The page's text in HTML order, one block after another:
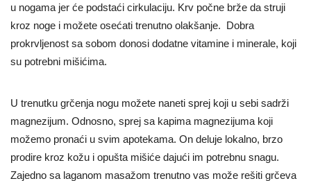
u nogama jer će podstaći cirkulaciju. Krv počne brže da struji
kroz noge i možete osećati trenutno olakšanje. Dobra
prokrvljenost sa sobom donosi dodatne vitamine i minerale, koji
su potrebni mišićima.
U trenutku grčenja nogu možete naneti sprej koji u sebi sadrži
magnezijum. Odnosno, sprej sa kapima magnezijuma koji
možemo pronaći u svim apotekama. On deluje lokalno, brzo
prodire kroz kožu i opušta mišiće dajući im potrebnu snagu.
Zajedno sa laganom masažom trenutno vas može rešiti grčeva